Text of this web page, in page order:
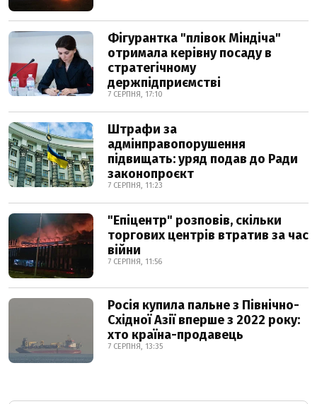
Фігурантка "плівок Міндіча"
отримала керівну посаду в
стратегічному
держпідприємстві
7 СЕРПНЯ, 17:10
Штрафи за
адмінправопорушення
підвищать: уряд подав до Ради
законопроєкт
7 СЕРПНЯ, 11:23
"Епіцентр" розповів, скільки
торгових центрів втратив за час
війни
7 СЕРПНЯ, 11:56
Росія купила пальне з Північно-
Східної Азії вперше з 2022 року:
хто країна-продавець
7 СЕРПНЯ, 13:35